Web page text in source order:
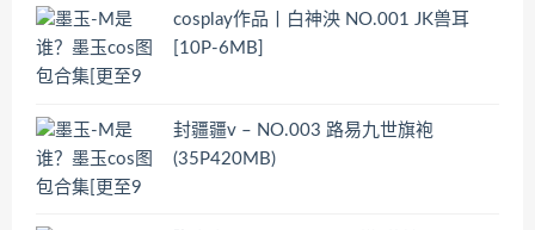
cosplay作品丨白神泱 NO.001 JK兽耳
[10P-6MB]
封疆疆v – NO.003 路易九世旗袍
(35P420MB)